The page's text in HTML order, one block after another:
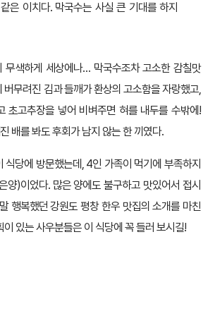
은 이치다. 막국수는 사실 큰 기대를 하지
무색하게 세상에나… 막국수조차 고소한 감칠맛
버무려진 김과 들깨가 환상의 고소함을 자랑했고,
초고추장을 넣어 비벼주면 혀를 내두를 수밖에!
배를 봐도 후회가 남지 않는 한 끼였다.
식당에 방문했는데, 4인 가족이 먹기에 부족하지
양)이었다. 많은 양에도 불구하고 맛있어서 접시
행복했던 강원도 평창 한우 맛집의 소개를 마친
이 있는 사우분들은 이 식당에 꼭 들러 보시길!